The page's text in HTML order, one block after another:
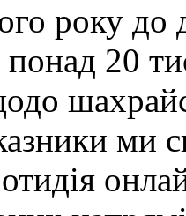
року до
20
ми